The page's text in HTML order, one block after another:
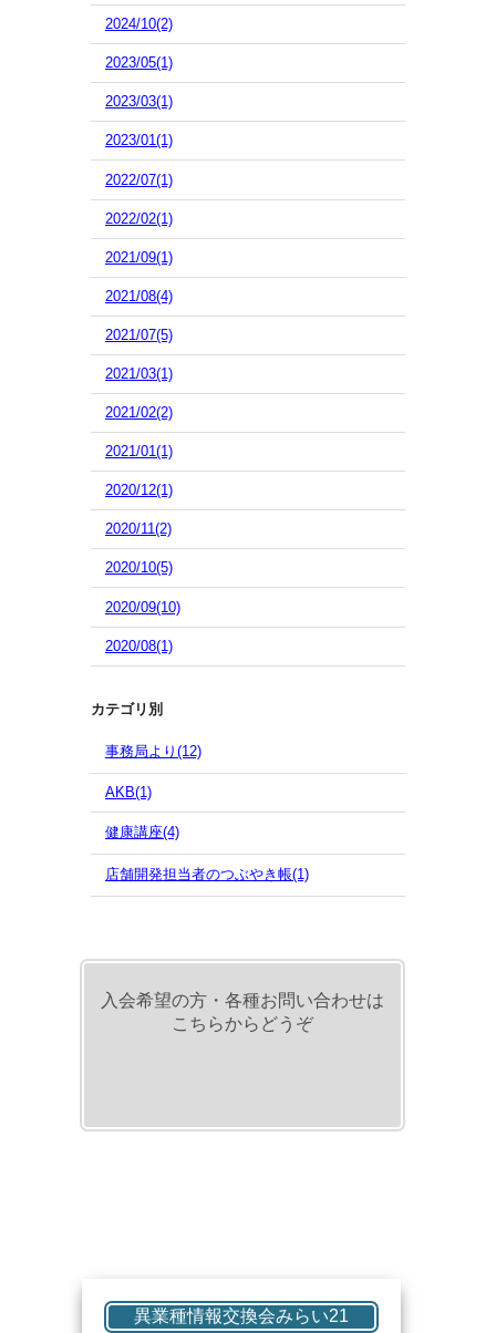
2024/10(2)
2023/05(1)
2023/03(1)
2023/01(1)
2022/07(1)
2022/02(1)
2021/09(1)
2021/08(4)
2021/07(5)
2021/03(1)
2021/02(2)
2021/01(1)
2020/12(1)
2020/11(2)
2020/10(5)
2020/09(10)
2020/08(1)
カテゴリ別
事務局より(12)
AKB(1)
健康講座(4)
店舗開発担当者のつぶやき帳(1)
入会希望の方・各種お問い合わせは
こちらからどうぞ
異業種情報交換会みらい21